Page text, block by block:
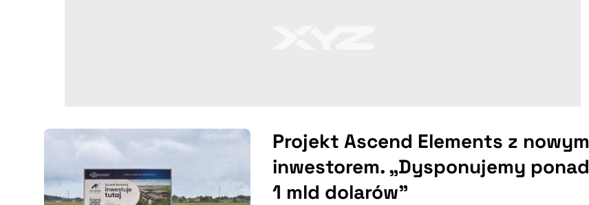
Projekt Ascend Elements z nowym
inwestorem. „Dysponujemy ponad
1 mld dolarów”